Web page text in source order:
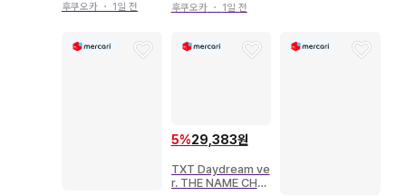
후쿠오카 ・ 1일 전 후쿠오카・ 1일 전
5%29,383원
TXT Daydream ve
r. THE NAME CHA